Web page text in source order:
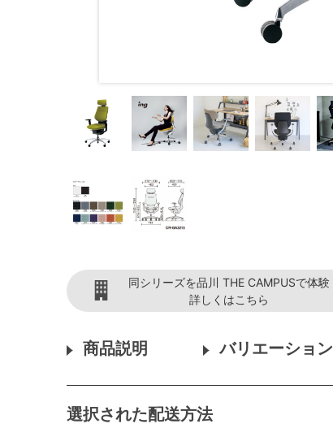
同シリーズを品川 THE CAMPUSで体験
詳しくはこちら
商品説明 バリエーション
選択された配送方法